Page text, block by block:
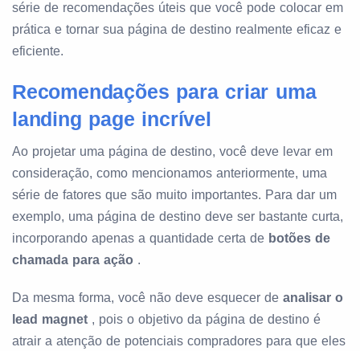
série de recomendações úteis que você pode colocar em
prática e tornar sua página de destino realmente eficaz e
eficiente.
Recomendações para criar uma
landing page incrível
Ao projetar uma página de destino, você deve levar em
consideração, como mencionamos anteriormente, uma
série de fatores que são muito importantes. Para dar um
exemplo, uma página de destino deve ser bastante curta,
incorporando apenas a quantidade certa de botões de
chamada para ação .
Da mesma forma, você não deve esquecer de analisar o
lead magnet , pois o objetivo da página de destino é
atrair a atenção de potenciais compradores para que eles